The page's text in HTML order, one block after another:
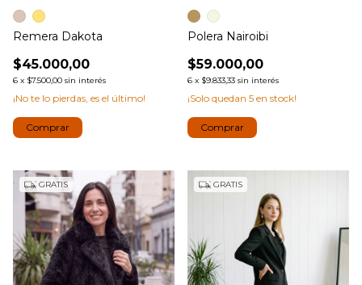
Remera Dakota
$45.000,00
6 x $7.500,00 sin interés
¡No te lo pierdas, es el último!
Comprar
Polera Nairoibi
$59.000,00
6 x $9.833,33 sin interés
¡Solo quedan 5 en stock!
Comprar
GRATIS GRATIS